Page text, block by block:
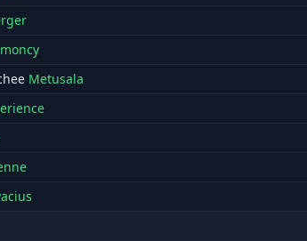
Metusala